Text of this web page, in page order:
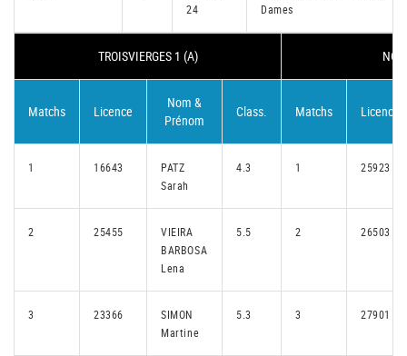
24
Dames
TROISVIERGES 1 (A)
Matchs Licence
Nom &
Prénom
Class. Matchs Licence
1 16643
PATZ
Sarah
4.3 1 25923
2 25455
VIEIRA
BARBOSA
Lena
5.5 2 26503
3 23366
SIMON
Martine
5.3 3 27901